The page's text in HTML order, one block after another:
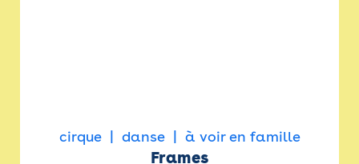
cirque danse à voir en famille
Frames